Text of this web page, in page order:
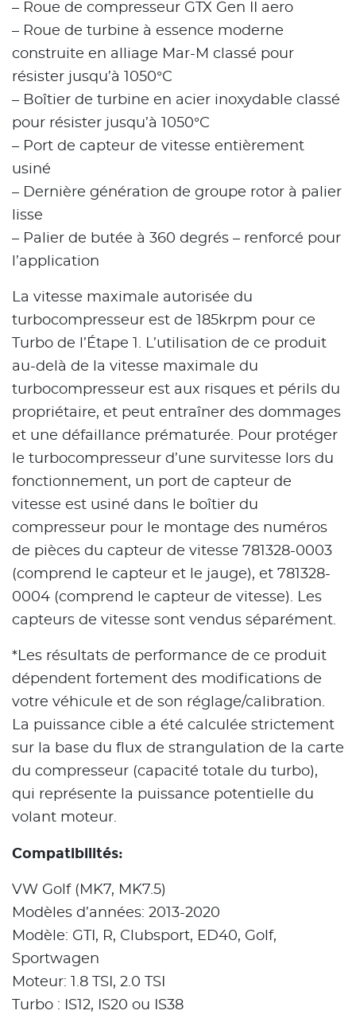
– Roue de compresseur GTX Gen II aero
– Roue de turbine à essence moderne
construite en alliage Mar-M classé pour
résister jusqu’à 1050°C
– Boîtier de turbine en acier inoxydable classé
pour résister jusqu’à 1050°C
– Port de capteur de vitesse entièrement
usiné
– Dernière génération de groupe rotor à palier
lisse
– Palier de butée à 360 degrés – renforcé pour
l’application
La vitesse maximale autorisée du
turbocompresseur est de 185krpm pour ce
Turbo de l’Étape 1. L’utilisation de ce produit
au-delà de la vitesse maximale du
turbocompresseur est aux risques et périls du
propriétaire, et peut entraîner des dommages
et une défaillance prématurée. Pour protéger
le turbocompresseur d’une survitesse lors du
fonctionnement, un port de capteur de
vitesse est usiné dans le boîtier du
compresseur pour le montage des numéros
de pièces du capteur de vitesse 781328-0003
(comprend le capteur et le jauge), et 781328-
0004 (comprend le capteur de vitesse). Les
capteurs de vitesse sont vendus séparément.
*Les résultats de performance de ce produit
dépendent fortement des modifications de
votre véhicule et de son réglage/calibration.
La puissance cible a été calculée strictement
sur la base du flux de strangulation de la carte
du compresseur (capacité totale du turbo),
qui représente la puissance potentielle du
volant moteur.
Compatibilités:
VW Golf (MK7, MK7.5)
Modèles d’années: 2013-2020
Modèle: GTI, R, Clubsport, ED40, Golf,
Sportwagen
Moteur: 1.8 TSI, 2.0 TSI
Turbo : IS12, IS20 ou IS38